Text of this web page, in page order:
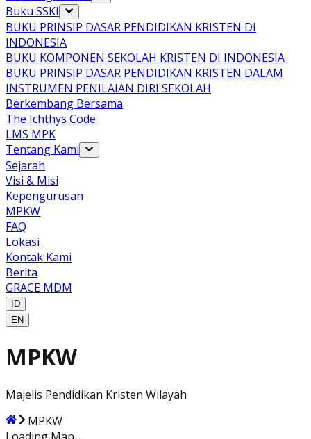
Buku SSKI
BUKU PRINSIP DASAR PENDIDIKAN KRISTEN DI
INDONESIA
BUKU KOMPONEN SEKOLAH KRISTEN DI INDONESIA
BUKU PRINSIP DASAR PENDIDIKAN KRISTEN DALAM
INSTRUMEN PENILAIAN DIRI SEKOLAH
Berkembang Bersama
The Ichthys Code
LMS MPK
Tentang Kami
Sejarah
Visi & Misi
Kepengurusan
MPKW
FAQ
Lokasi
Kontak Kami
Berita
GRACE MDM
ID
EN
MPKW
Majelis Pendidikan Kristen Wilayah
MPKW